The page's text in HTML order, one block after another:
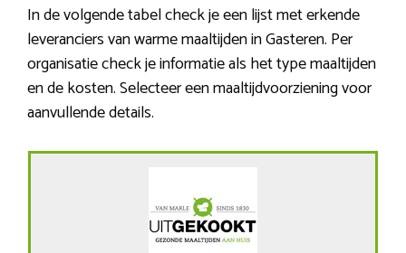
In de volgende tabel check je een lijst met erkende
leveranciers van warme maaltijden in Gasteren. Per
organisatie check je informatie als het type maaltijden
en de kosten. Selecteer een maaltijdvoorziening voor
aanvullende details.